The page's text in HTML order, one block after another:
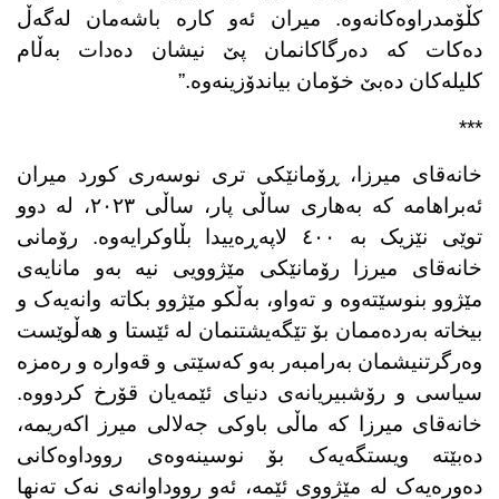
کڵۆمدراوەکانەوە. میران ئەو کارە باشەمان لەگەڵ
دەکات کە دەرگاکانمان پێ نیشان دەدات بەڵام
کلیلەکان دەبێ خۆمان بیاندۆزینەوە.”
***
خانەقای میرزا، ڕۆمانێکی تری نوسەری کورد میران
ئەبراهامە کە بەهاری ساڵی پار، ساڵی ٢٠٢٣، لە دوو
توێی نێزیک بە ٤٠٠ لاپەڕەییدا بڵاوکرایەوە. رۆمانی
خانەقای میرزا رۆمانێکی مێژوویی نیە بەو مانایەی
مێژوو بنوسێتەوە و تەواو، بەڵکو مێژوو بکاتە وانەیەک و
بیخاتە بەردەممان بۆ تێگەیشتنمان لە ئێستا و هەڵوێست
وەرگرتنیشمان بەرامبەر بەو کەسێتی و قەوارە و رەمزە
سیاسی و رۆشبیریانەی دنیای ئێمەیان قۆرخ کردووە.
خانەقای میرزا کە ماڵی باوکی جەلالی میرز اکەریمە،
دەبێتە ویستگەیەک بۆ نوسینەوەی رووداوەکانی
دەورەیەک لە مێژووی ئێمە، ئەو رووداوانەی نەک تەنها